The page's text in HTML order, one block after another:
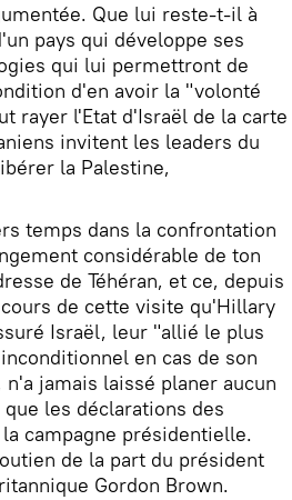
Que lui reste-t-il à
pays qui développe ses
qui lui permettront de
d'en avoir la "volonté
rayer l'Etat d'Israël de la carte
invitent les leaders du
la Palestine,
temps dans la confrontation
considérable de ton
de Téhéran, et ce, depuis
de cette visite qu'Hillary
Israël, leur "allié le plus
en cas de son
jamais laissé planer aucun
les déclarations des
campagne présidentielle.
de la part du président
Gordon Brown.